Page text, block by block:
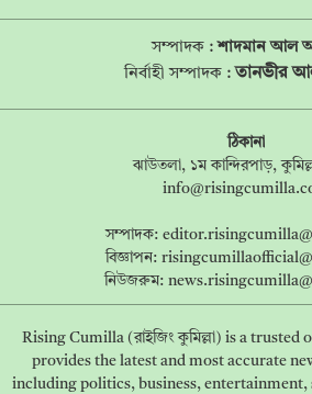
সম্পাদক :শাদমান আল
নির্বাহী সম্পাদক : তানভীর
ঠিকানা
ঝাউতলা, ১ম কান্দিরপাড়,
সম্পাদক:
বিজ্ঞাপন:
নিউজরুম:
Rising Cumilla (রাইজিং কুমিল্লা) is a
provides the latest and most accurate
including politics, business, entertainment,